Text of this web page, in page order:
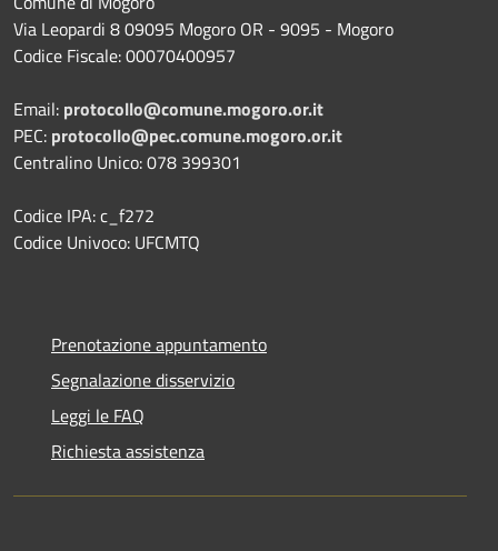
Via Leopardi 8 09095 Mogoro OR - 9095 - Mogoro
Codice Fiscale: 00070400957
Email: protocollo@comune.mogoro.or.it
PEC: protocollo@pec.comune.mogoro.or.it
Centralino Unico: 078 399301
Codice IPA: c_f272
Codice Univoco: UFCMTQ
Prenotazione appuntamento
Segnalazione disservizio
Leggi le FAQ
Richiesta assistenza